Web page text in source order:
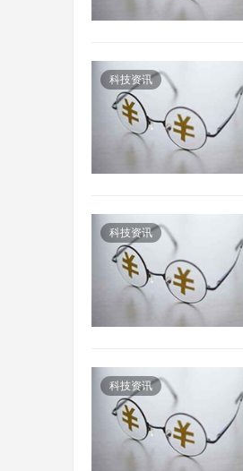
科技资讯
科技资讯
科技资讯